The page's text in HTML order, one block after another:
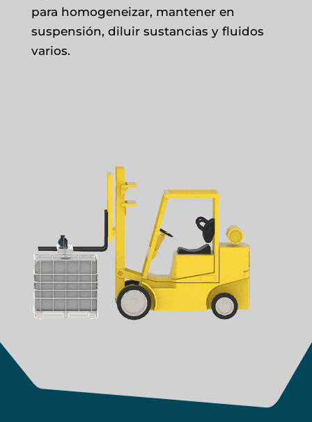
para homogeneizar, mantener en
suspensión, diluir sustancias y fluidos
varios.